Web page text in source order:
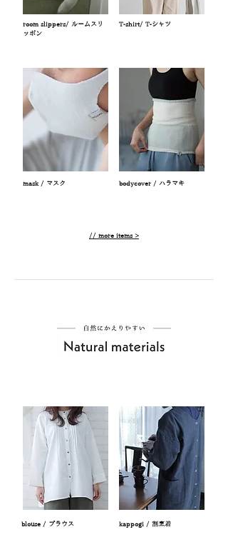
room slippers/ ルームスリ
ッポン
T-shirt/ T-シャツ
mask / マスク bodycover / ハラマキ
// more items >
blouse / ブラウス kappogi / 割烹着